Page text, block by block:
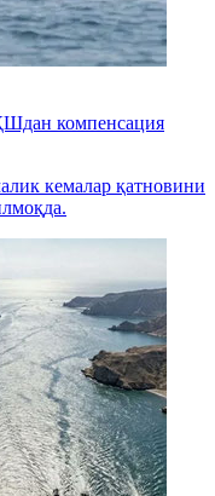
компенсация
кемалар қатновини